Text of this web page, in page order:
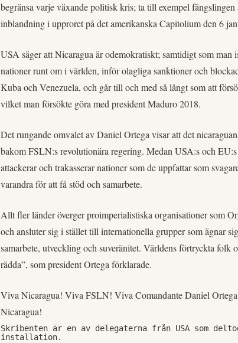
begränsa varje växande politisk kris; ta till exempel
inblandning i upproret på det amerikanska Capitolium den 6
USA säger att Nicaragua är odemokratiskt; samtidigt som man
nationer runt om i världen, inför olagliga sanktioner och
Kuba och Venezuela, och går till och med så långt som att
vilket man försökte göra med president Maduro 2018.
Det rungande omvalet av Daniel Ortega visar att det
bakom FSLN:s revolutionära regering. Medan USA:s och
attackerar och trakasserar nationer som de uppfattar som
varandra för att få stöd och samarbete.
Allt fler länder överger proimperialistiska organisationer som
och ansluter sig i stället till internationella grupper som ägnar
samarbete, utveckling och suveränitet. Världens förtryckta folk
rädda”, som president Ortega förklarade.
Viva Nicaragua! Viva FSLN! Viva Comandante Daniel
Nicaragua!
Skribenten är en av delegaterna från USA som
installation.